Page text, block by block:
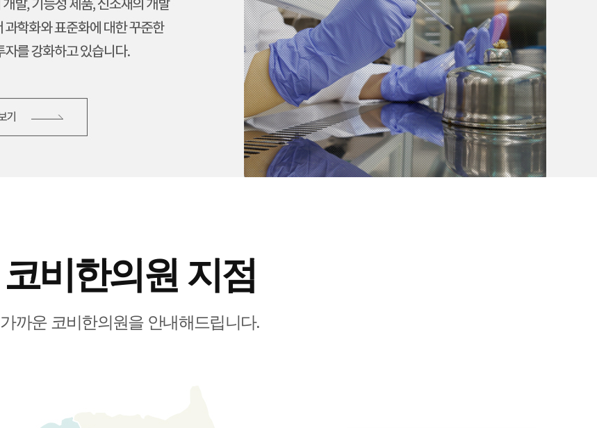
코비한의원 지점
가까운 코비한의원을 안내해드립니다.